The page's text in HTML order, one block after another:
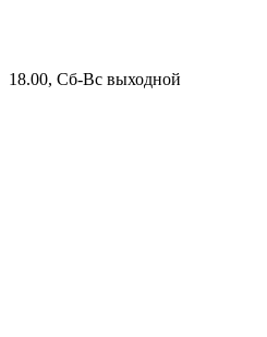
18.00, Сб-Вс выходной